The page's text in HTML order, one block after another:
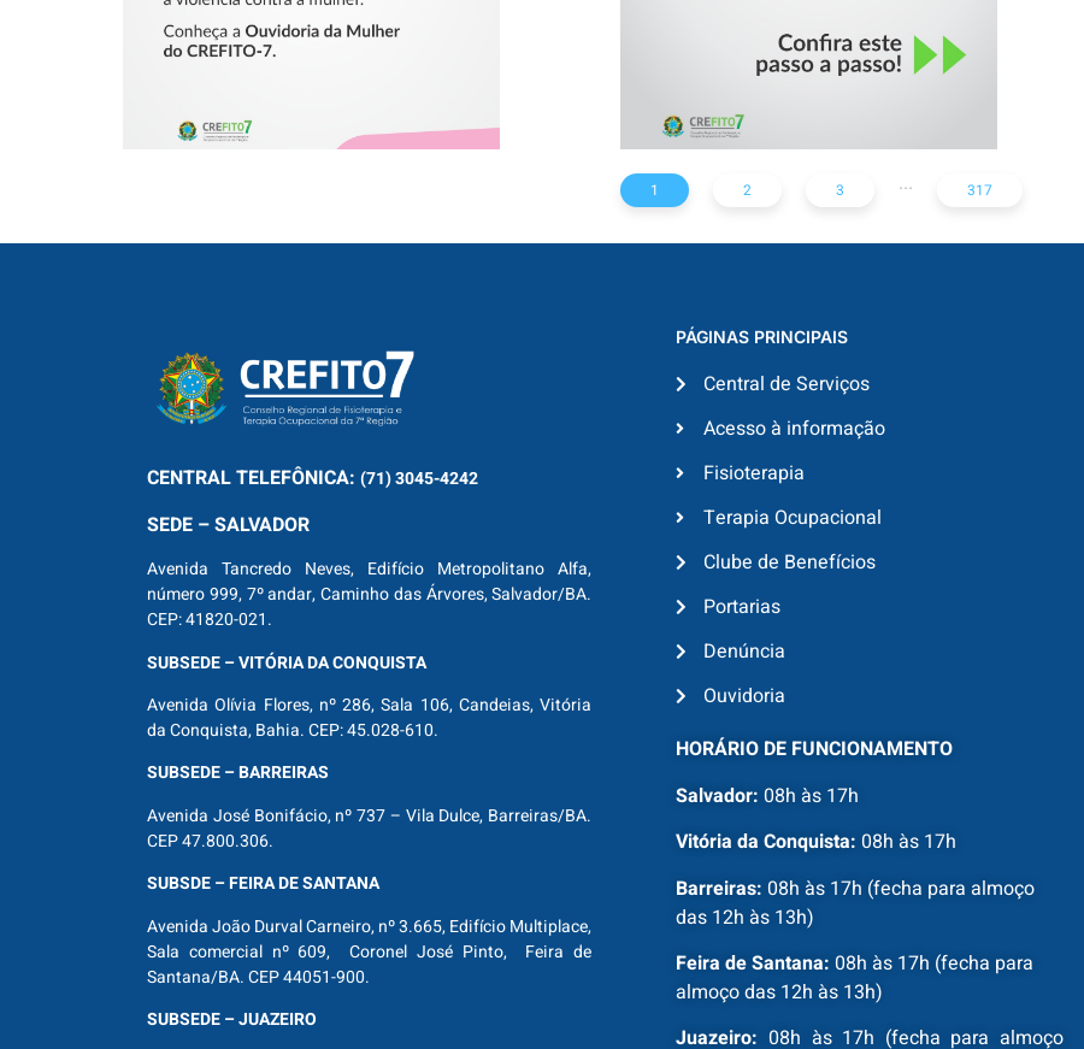
1 2 3 ... 317
CENTRALTELEFÔNICA: (71) 3045-4242
SEDE – SALVADOR
Avenida Tancredo Neves, Edifício Metropolitano Alfa,
número 999, 7º andar, Caminho das Árvores, Salvador/BA.
CEP: 41820-021.
SUBSEDE – VITÓRIA DA CONQUISTA
Avenida Olívia Flores, nº 286, Sala 106, Candeias, Vitória
da Conquista, Bahia. CEP: 45.028-610.
SUBSEDE – BARREIRAS
Avenida José Bonifácio, nº 737 – Vila Dulce, Barreiras/BA.
CEP 47.800.306.
SUBSDE – FEIRA DE SANTANA
Avenida João Durval Carneiro, nº 3.665, Edifício Multiplace,
Sala comercial nº 609, Coronel José Pinto, Feira de
Santana/BA. CEP 44051-900.
SUBSEDE – JUAZEIRO
PÁGINAS PRINCIPAIS
Central de Serviços
Acesso à informação
Fisioterapia
Terapia Ocupacional
Clube de Benefícios
Portarias
Denúncia
Ouvidoria
HORÁRIO DE FUNCIONAMENTO
Salvador: 08h às 17h
Vitória da Conquista: 08h às 17h
Barreiras: 08h às 17h (fecha para almoço
das 12h às 13h)
Feira de Santana: 08h às 17h (fecha para
almoço das 12h às 13h)
Juazeiro: 08h às 17h (fecha para almoço